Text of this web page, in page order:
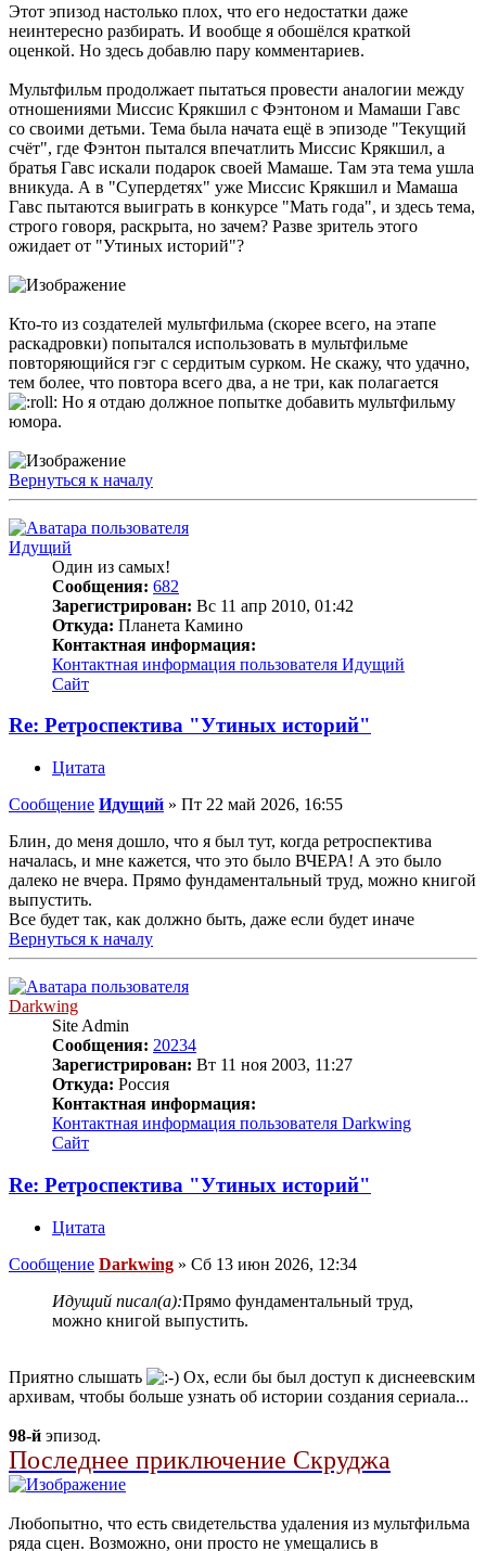
Этот эпизод настолько плох, что его недостатки даже
неинтересно разбирать. И вообще я обошёлся краткой
оценкой. Но здесь добавлю пару комментариев.
Мультфильм продолжает пытаться провести аналогии между
отношениями Миссис Крякшил с Фэнтоном и Мамаши Гавс
со своими детьми. Тема была начата ещё в эпизоде "Текущий
счёт", где Фэнтон пытался впечатлить Миссис Крякшил, а
братья Гавс искали подарок своей Мамаше. Там эта тема ушла
вникуда. А в "Супердетях" уже Миссис Крякшил и Мамаша
Гавс пытаются выиграть в конкурсе "Мать года", и здесь тема,
строго говоря, раскрыта, но зачем? Разве зритель этого
ожидает от "Утиных историй"?
Кто-то из создателей мультфильма (скорее всего, на этапе
раскадровки) попытался использовать в мультфильме
повторяющийся гэг с сердитым сурком. Не скажу, что удачно,
тем более, что повтора всего два, а не три, как полагается
Но я отдаю должное попытке добавить мультфильму
юмора.
Вернуться к началу
Идущий
Один из самых!
Сообщения: 682
Зарегистрирован: Вс 11 апр 2010, 01:42
Откуда: Планета Камино
Контактная информация:
Контактная информация пользователя Идущий
Сайт
Re: Ретроспектива "Утиных историй"
Цитата
Сообщение Идущий » Пт 22 май 2026, 16:55
Блин, до меня дошло, что я был тут, когда ретроспектива
началась, и мне кажется, что это было ВЧЕРА! А это было
далеко не вчера. Прямо фундаментальный труд, можно книгой
выпустить.
Все будет так, как должно быть, даже если будет иначе
Вернуться к началу
Darkwing
Site Admin
Сообщения: 20234
Зарегистрирован: Вт 11 ноя 2003, 11:27
Откуда: Россия
Контактная информация:
Контактная информация пользователя Darkwing
Сайт
Re: Ретроспектива "Утиных историй"
Цитата
Сообщение Darkwing » Сб 13 июн 2026, 12:34
Идущий писал(а):Прямо фундаментальный труд,
можно книгой выпустить.
Приятно слышать
Ох, если бы был доступ к диснеевским
архивам, чтобы больше узнать об истории создания сериала...
98-й эпизод.
Последнее приключение Скруджа
Любопытно, что есть свидетельства удаления из мультфильма
ряда сцен. Возможно, они просто не умещались в